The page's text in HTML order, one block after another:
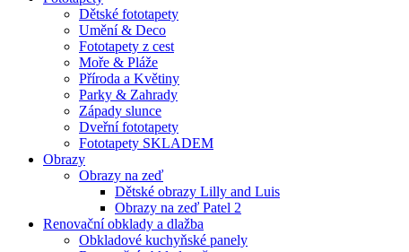
Dětské fototapety
Umění & Deco
Fototapety z cest
Moře & Pláže
Příroda a Květiny
Parky & Zahrady
Západy slunce
Dveřní fototapety
Fototapety SKLADEM
Obrazy
Obrazy na zeď
Dětské obrazy Lilly and Luis
Obrazy na zeď Patel 2
Renovační obklady a dlažba
Obkladové kuchyňské panely